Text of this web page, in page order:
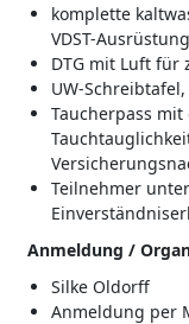
komplette
VDST-
DTG mit Luft für
UW-
Taucherpass
Teilnehmer
Anmeldung /
Silke Oldorff
Anmeldung per